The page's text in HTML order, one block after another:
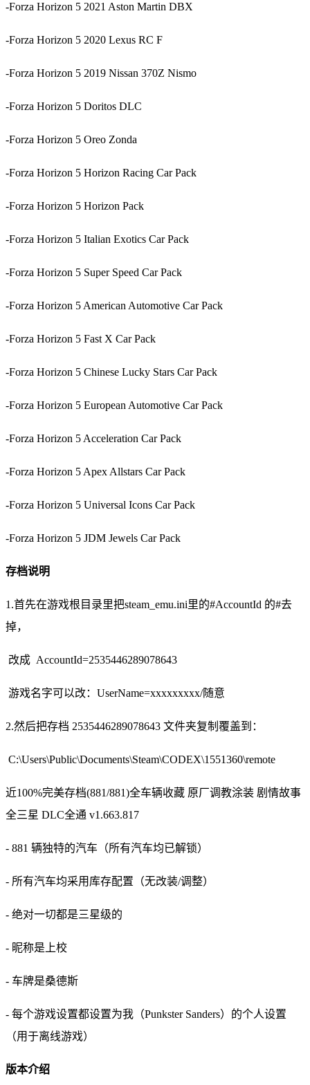
-Forza Horizon 5 2021 Aston Martin DBX
-Forza Horizon 5 2020 Lexus RC F
-Forza Horizon 5 2019 Nissan 370Z Nismo
-Forza Horizon 5 Doritos DLC
-Forza Horizon 5 Oreo Zonda
-Forza Horizon 5 Horizon Racing Car Pack
-Forza Horizon 5 Horizon Pack
-Forza Horizon 5 Italian Exotics Car Pack
-Forza Horizon 5 Super Speed Car Pack
-Forza Horizon 5 American Automotive Car Pack
-Forza Horizon 5 Fast X Car Pack
-Forza Horizon 5 Chinese Lucky Stars Car Pack
-Forza Horizon 5 European Automotive Car Pack
-Forza Horizon 5 Acceleration Car Pack
-Forza Horizon 5 Apex Allstars Car Pack
-Forza Horizon 5 Universal Icons Car Pack
-Forza Horizon 5 JDM Jewels Car Pack
存档说明
1.首先在游戏根目录里把steam_emu.ini里的#AccountId 的#去
掉，
改成 AccountId=2535446289078643
游戏名字可以改：UserName=xxxxxxxxx/随意
2.然后把存档 2535446289078643 文件夹复制覆盖到：
C:\Users\Public\Documents\Steam\CODEX\1551360\remote
近100%完美存档(881/881)全车辆收藏 原厂调教涂装 剧情故事
全三星 DLC全通 v1.663.817
- 881 辆独特的汽车（所有汽车均已解锁）
- 所有汽车均采用库存配置（无改装/调整）
- 绝对一切都是三星级的
- 昵称是上校
- 车牌是桑德斯
- 每个游戏设置都设置为我（Punkster Sanders）的个人设置
（用于离线游戏）
版本介绍